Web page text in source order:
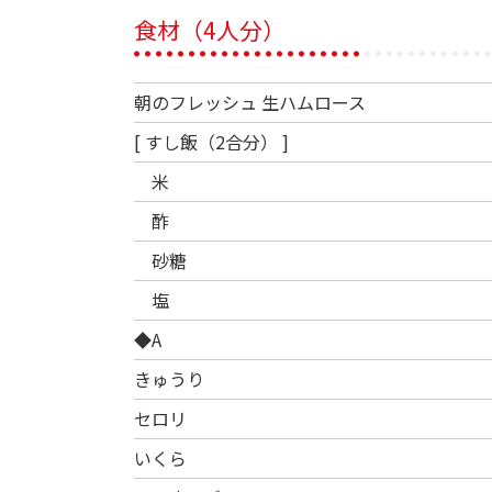
食材（4人分）
朝のフレッシュ 生ハムロース
[ すし飯（2合分） ]
米
酢
砂糖
塩
◆A
きゅうり
セロリ
いくら